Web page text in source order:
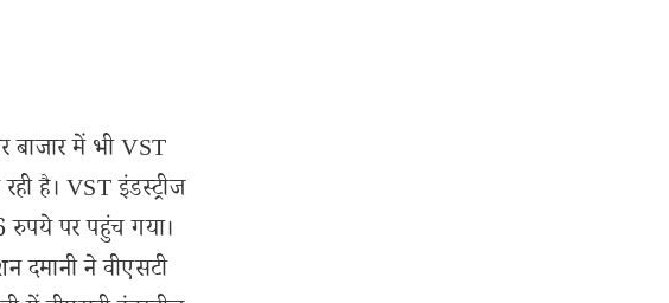
बाजार में भी VST
है। VST इंडस्ट्रीज
पर पहुंच गया।
दमानी ने वीएसटी